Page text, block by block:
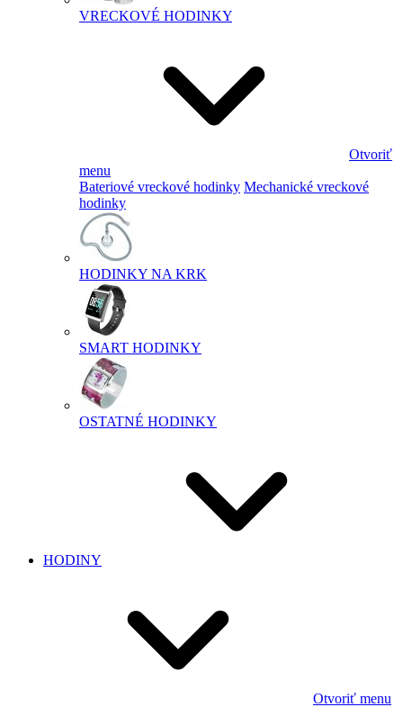
VRECKOVÉ HODINKY
Otvoriť
menu
Bateriové vreckové hodinky Mechanické vreckové
hodinky
HODINKY NA KRK
SMART HODINKY
OSTATNÉ HODINKY
HODINY
Otvoriť menu